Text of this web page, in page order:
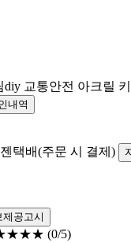
교통안전 아크릴
내역
택배(주문 시 결제)
공고시
(0/5)